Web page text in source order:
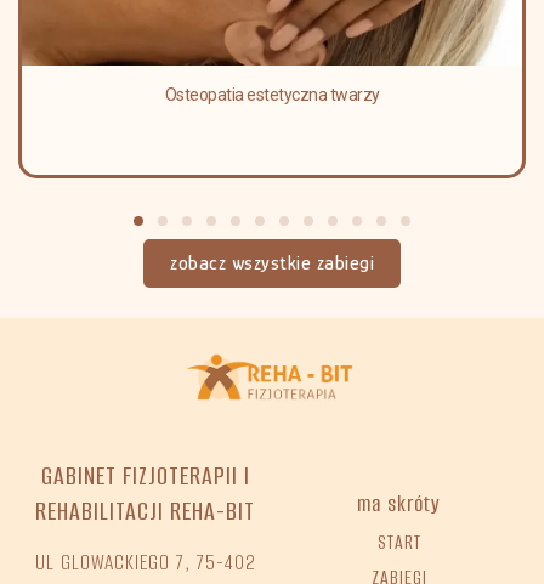
Osteopatia estetyczna twarzy
zobacz wszystkie zabiegi
GABINET FIZJOTERAPII I
REHABILITACJI REHA-BIT
UL GLOWACKIEGO 7, 75-402
ma skróty
START
ZABIEGI